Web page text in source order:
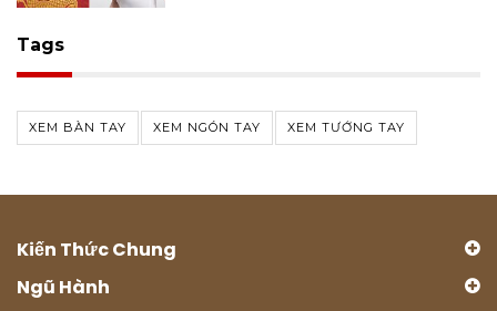
Tags
XEM BÀN TAY XEM NGÓN TAY XEM TƯỚNG TAY
Kiến Thức Chung
Ngũ Hành